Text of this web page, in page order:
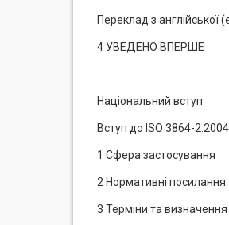
Переклад з англійської
4 УВЕДЕНО ВПЕРШЕ
Національний вступ
Вступ до ISO 3864-2:2004
1 Сфера застосування
2 Нормативні посилання
3 Терміни та